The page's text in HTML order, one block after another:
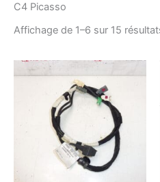
C4 Picasso
Affichage de 1–6 sur 15